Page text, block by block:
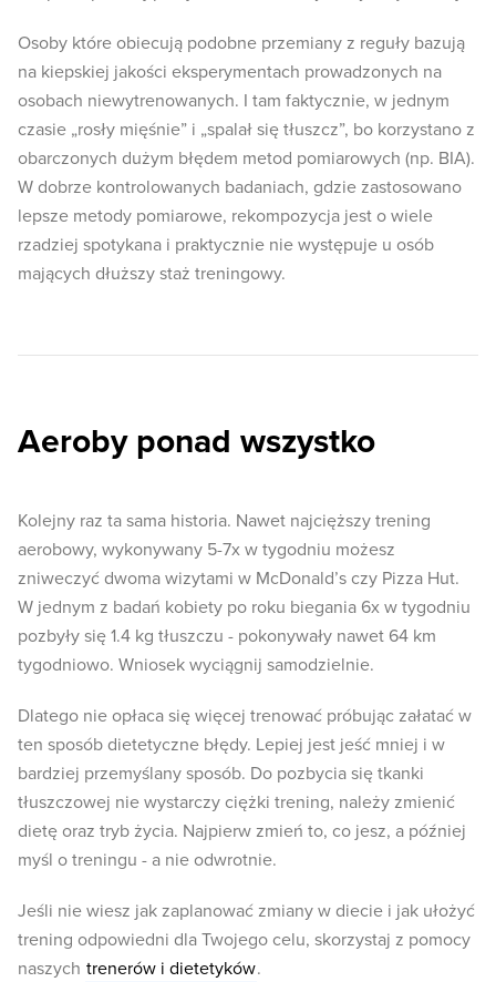
Osoby które obiecują podobne przemiany z reguły bazują
na kiepskiej jakości eksperymentach prowadzonych na
osobach niewytrenowanych. I tam faktycznie, w jednym
czasie „rosły mięśnie” i „spalał się tłuszcz”, bo korzystano z
obarczonych dużym błędem metod pomiarowych (np. BIA).
W dobrze kontrolowanych badaniach, gdzie zastosowano
lepsze metody pomiarowe, rekompozycja jest o wiele
rzadziej spotykana i praktycznie nie występuje u osób
mających dłuższy staż treningowy.
Aeroby ponad wszystko
Kolejny raz ta sama historia. Nawet najcięższy trening
aerobowy, wykonywany 5-7x w tygodniu możesz
zniweczyć dwoma wizytami w McDonald’s czy Pizza Hut.
W jednym z badań kobiety po roku biegania 6x w tygodniu
pozbyły się 1.4 kg tłuszczu - pokonywały nawet 64 km
tygodniowo. Wniosek wyciągnij samodzielnie.
Dlatego nie opłaca się więcej trenować próbując załatać w
ten sposób dietetyczne błędy. Lepiej jest jeść mniej i w
bardziej przemyślany sposób. Do pozbycia się tkanki
tłuszczowej nie wystarczy ciężki trening, należy zmienić
dietę oraz tryb życia. Najpierw zmień to, co jesz, a później
myśl o treningu - a nie odwrotnie.
Jeśli nie wiesz jak zaplanować zmiany w diecie i jak ułożyć
trening odpowiedni dla Twojego celu, skorzystaj z pomocy
naszych trenerów i dietetyków.